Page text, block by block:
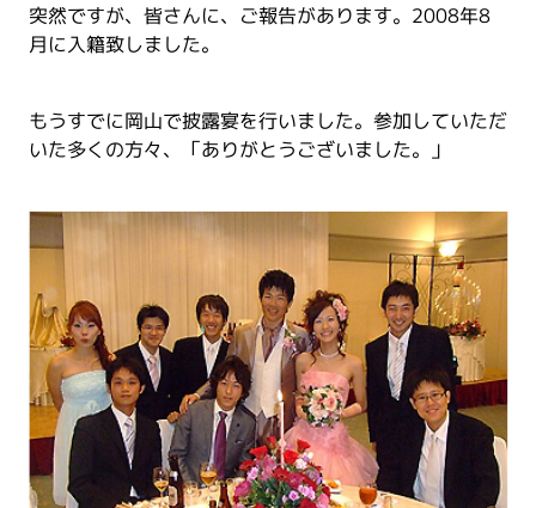
突然ですが、皆さんに、ご報告があります。2008年8
月に入籍致しました。
もうすでに岡山で披露宴を行いました。参加していただ
いた多くの方々、「ありがとうございました。」